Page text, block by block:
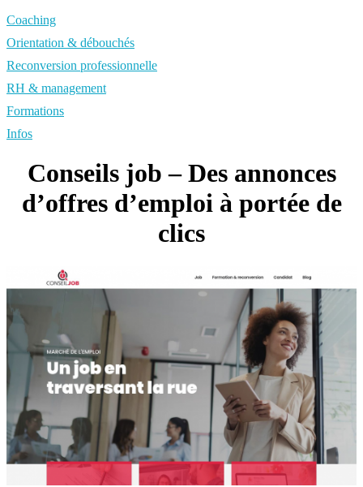
Coaching
Orientation & débouchés
Reconversion professionnelle
RH & management
Formations
Infos
Conseils job – Des annonces
d’offres d’emploi à portée de
clics